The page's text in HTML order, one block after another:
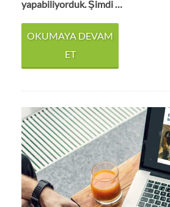
yapabiliyorduk. Şimdi …
OKUMAYA DEVAM
ET